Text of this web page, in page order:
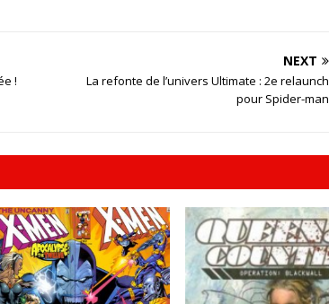
!
NEXT
La refonte de l’univers Ultimate : 2e relaunch
pour Spider-man